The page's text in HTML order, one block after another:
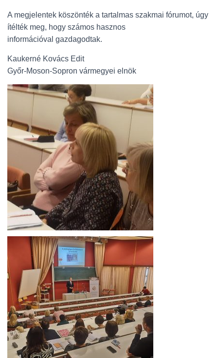
A megjelentek köszönték a tartalmas szakmai fórumot, úgy
ítélték meg, hogy számos hasznos
információval gazdagodtak.
Kaukerné Kovács Edit
Győr-Moson-Sopron vármegyei elnök